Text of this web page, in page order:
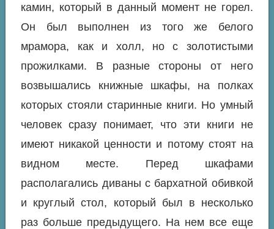
камин, который в данный момент не горел.
Он был выполнен из того же белого
мрамора, как и холл, но с золотистыми
прожилками. В разные стороны от него
возвышались книжные шкафы, на полках
которых стояли старинные книги. Но умный
человек сразу понимает, что эти книги не
имеют никакой ценности и потому стоят на
видном месте. Перед шкафами
располагались диваны с бархатной обивкой
и круглый стол, который был в несколько
раз больше предыдущего. На нем все еще